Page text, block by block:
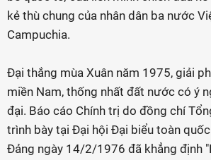
kẻ thù chung của nhân dân ba nước
Campuchia.
Đại thắng mùa Xuân năm 1975, giải
miền Nam, thống nhất đất nước có ý
đại. Báo cáo Chính trị do đồng chí
trình bày tại Đại hội Đại biểu toàn
Đảng ngày 14/2/1976 đã khẳng định